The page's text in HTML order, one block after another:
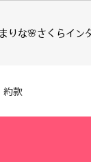
まりな🌸さくらイン
約款